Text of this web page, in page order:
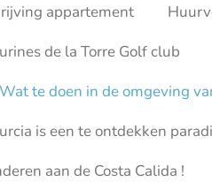
appartement
de la Torre Golf club
Wat te doen in de omgeving
is een te ontdekken
aan de Costa Calida !